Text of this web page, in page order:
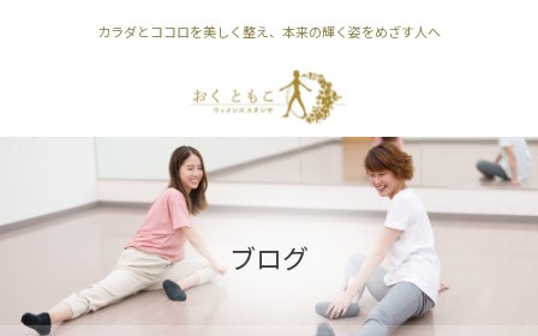
カラダとココロを美しく整え、本来の輝く姿をめざす人へ
ブログ